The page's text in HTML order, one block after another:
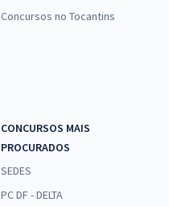
Concursos no Tocantins
CONCURSOS MAIS
PROCURADOS
SEDES
PC DF - DELTA